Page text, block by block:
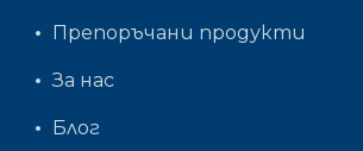
Препоръчани продукти
За нас
Блог